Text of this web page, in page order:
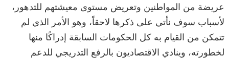
عريضة من المواطنين وتعريض مستوى معيشتهم للتدهور،
لأسباب سوف نأتي على ذكرها لاحقاً، وهو الأمر الذي لم
تتمكن من القيام به كل الحكومات السابقة إدراكًا منها
لخطورته، وينادي الاقتصاديون بالرفع التدريجي للدعم